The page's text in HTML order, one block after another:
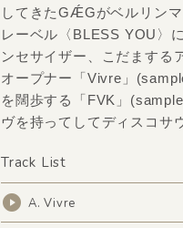
してきたGǼGがベルリン
レーベル〈BLESS YOU〉
ンセサイザー、こだまする
オープナー「Vivre」
を闊歩する「FVK」
ヴを持ってしてディスコサ
Track List
A. Vivre